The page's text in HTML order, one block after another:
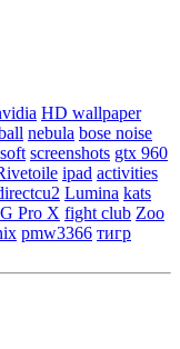
HD wallpaper
nebula bose noise
screenshots gtx 960
ipad activities
Lumina kats
G Pro X fight club Zoo
pmw3366 тигр